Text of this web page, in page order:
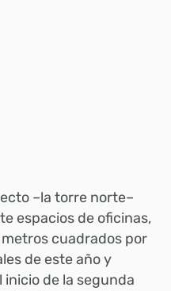
–la torre norte–
espacios de oficinas,
cuadrados por
de este año y
inicio de la segunda